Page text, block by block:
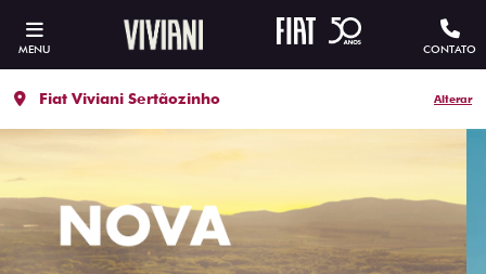
MENU CONTATO
Fiat Viviani Sertãozinho Alterar